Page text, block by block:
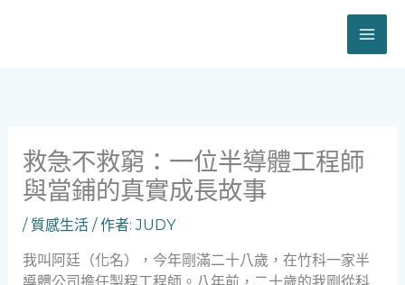
救急不救窮：一位半導體工程師
與當鋪的真實成長故事
/ 質感生活/ 作者:JUDY
我叫阿廷（化名），今年剛滿二十八歲，在竹科一家半